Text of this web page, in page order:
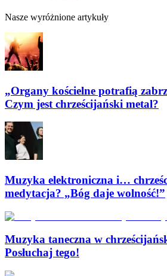
Nasze wyróżnione artykuły
„Organy kościelne potrafią
Czym jest chrześcijański metal?
Muzyka elektroniczna i…
medytacja? „Bóg daje wolność!”
Muzyka taneczna w
Posłuchaj tego!